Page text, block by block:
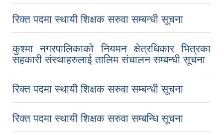
रिक्त पदमा स्थायी शिक्षक सरुवा सम्बन्धी सूचना
कुश्मा नगरपालिकाको नियमन क्षेत्रधिकार भित्रका
सहकारी संस्थाहरुलाई तालिम संचालन सम्बन्धी सूचना
रिक्त पदमा स्थायी शिक्षक सरुवा सम्बन्धी सूचना
रिक्त पदमा स्थायी शिक्षक सरुवा सम्बन्धि सूचना